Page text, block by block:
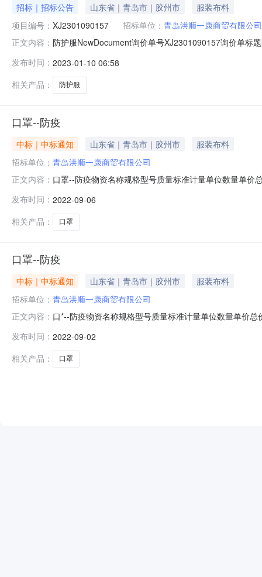
招标｜招标公告 山东省｜青岛市｜胶州市
服装布料
项目编号： XJ2301090157 招标单位： 青岛洪顺一康商贸有限公司
正文内容： 防护服NewDocument询价单号XJ2301090157询价单标
4000.002301060183-0001青岛前湾西港联合码头有限责
发布时间： 2023-01-10 06:58
相关产品：
防护服
口罩--防疫
中标｜中标通知 山东省｜青岛市｜胶州市
服装布料
招标单位： 青岛洪顺一康商贸有限公司
正文内容： 口罩--防疫物资名称规格型号质量标准计量单位数量单
发布时间： 2022-09-06
相关产品：
口罩
口罩--防疫
中标｜中标通知 山东省｜青岛市｜胶州市
服装布料
招标单位： 青岛洪顺一康商贸有限公司
正文内容： 口*--防疫物资名称规格型号质量标准计量单位数量单价
发布时间： 2022-09-02
相关产品：
口罩